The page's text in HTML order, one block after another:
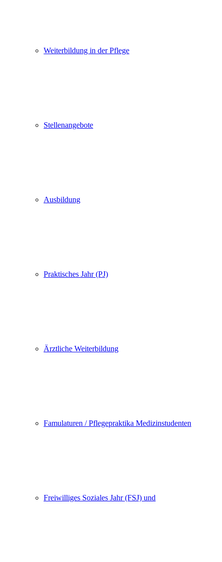
Weiterbildung in der Pflege
Stellenangebote
Ausbildung
Praktisches Jahr (PJ)
Ärztliche Weiterbildung
Famulaturen / Pflegepraktika Medizinstudenten
Freiwilliges Soziales Jahr (FSJ) und